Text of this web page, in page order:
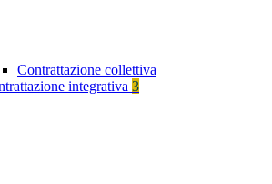
Contrattazione collettiva
integrativa 3